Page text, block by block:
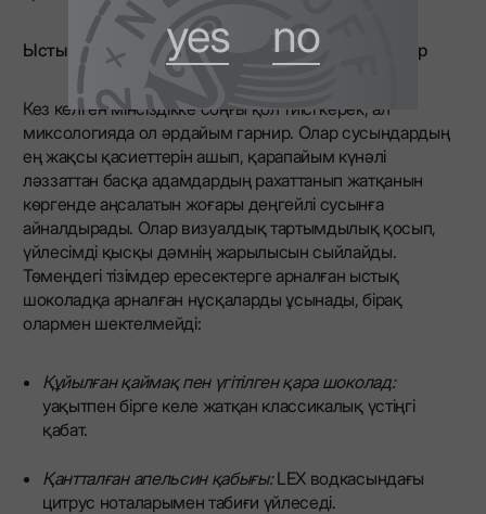
yes no
Ыстық шоколадты асыратын талғампаз гарнирлер
Кез келген мінсіздікке соңғы қол тиісі керек, ал
миксологияда ол әрдайым гарнир. Олар сусындардың
ең жақсы қасиеттерін ашып, қарапайым күнәлі
ләззаттан басқа адамдардың рахаттанып жатқанын
көргенде аңсалатын жоғары деңгейлі сусынға
айналдырады. Олар визуалдық тартымдылық қосып,
үйлесімді қысқы дәмнің жарылысын сыйлайды.
Төмендегі тізімдер ересектерге арналған ыстық
шоколадқа арналған нұсқаларды ұсынады, бірақ
олармен шектелмейді:
Құйылған қаймақ пен үгітілген қара шоколад:
уақытпен бірге келе жатқан классикалық үстіңгі
қабат.
Қантталған апельсин қабығы:LEX водкасындағы
цитрус ноталарымен табиғи үйлеседі.